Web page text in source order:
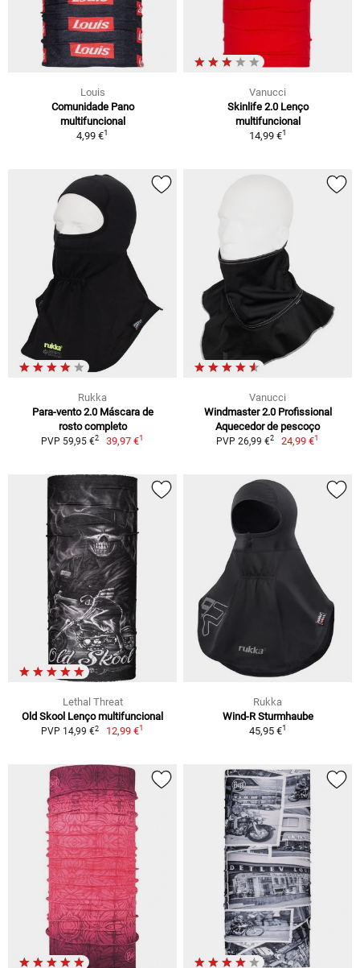
Louis
Comunidade Pano
multifuncional
4,99 €1
Vanucci
Skinlife 2.0 Lenço
multifuncional
14,99 €1
Rukka
Para-vento 2.0 Máscara de
rosto completo
PVP 59,95 €2 39,97 €1
Vanucci
Windmaster 2.0 Profissional
Aquecedor de pescoço
PVP 26,99 €2 24,99 €1
Lethal Threat
Old Skool Lenço multifuncional
PVP 14,99 €2 12,99 €1
Rukka
Wind-R Sturmhaube
45,95 €1